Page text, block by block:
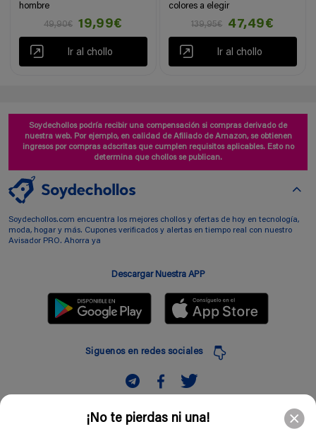
¡No te pierdas ni una!
hombre
49,90€
19,99€
Ir al chollo
colores a elegir
139,95€
47,49€
Ir al chollo
Soydechollos podría recibir una compensación si compras derivado de
nuestra web. Por ejemplo, en calidad de Afiliado de Amazon, se obtienen
ingresos por compras adscritas que cumplen requisitos aplicables. Esto no
determina que chollos se publican.
Soydechollos.com encuentra los mejores chollos y ofertas de hoy en tecnología,
moda, hogar y más. Cupones verificados y alertas en tiempo real con nuestro
Avisador PRO. Ahorra ya
Descargar Nuestra APP
Siguenos en redes sociales
Suscribir